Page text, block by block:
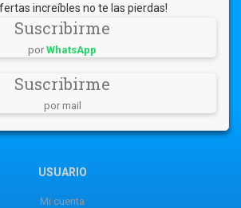
increíbles no te las pierdas!
Suscribirme
por WhatsApp
Suscribirme
por mail
USUARIO
Mi cuenta